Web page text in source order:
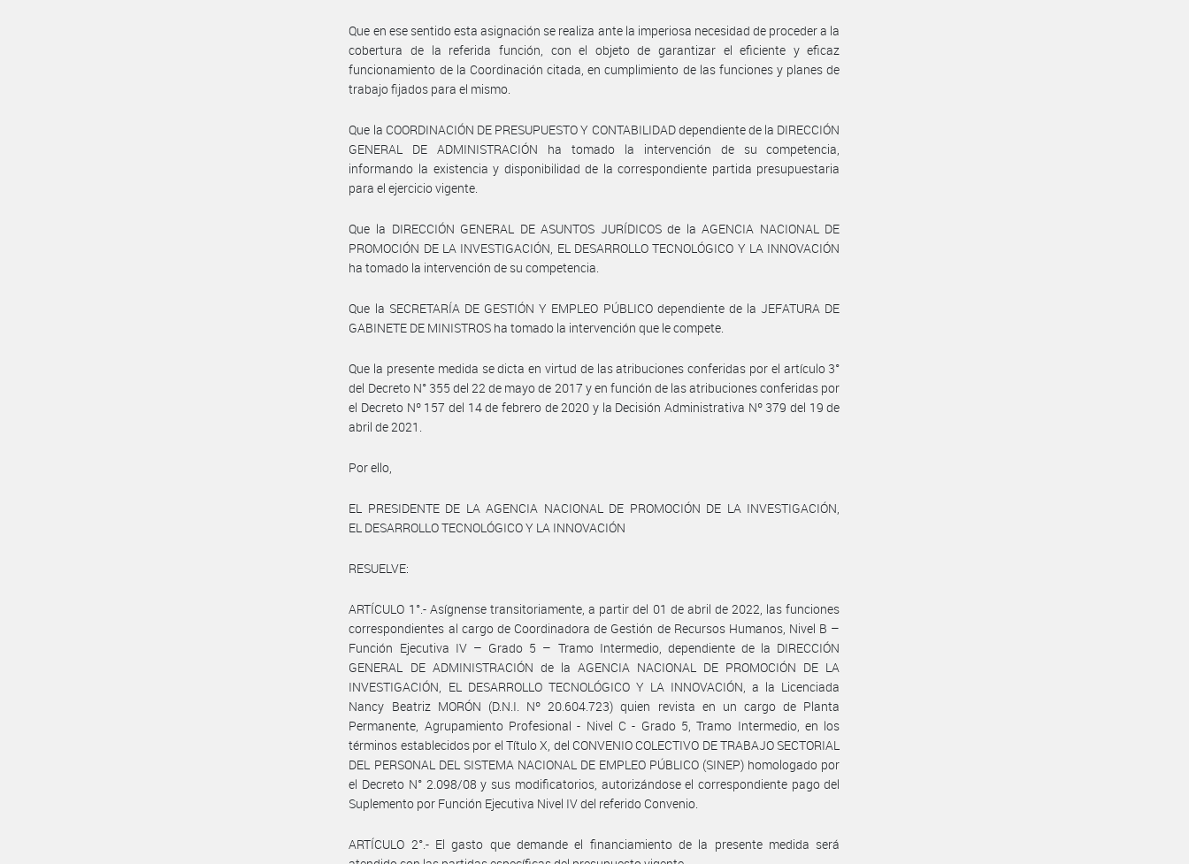
Que en ese sentido esta asignación se realiza ante la imperiosa necesidad de proceder a la
cobertura de la referida función, con el objeto de garantizar el eficiente y eficaz
funcionamiento de la Coordinación citada, en cumplimiento de las funciones y planes de
trabajo fijados para el mismo.
Que la COORDINACIÓN DE PRESUPUESTO Y CONTABILIDAD dependiente de la DIRECCIÓN
GENERAL DE ADMINISTRACIÓN ha tomado la intervención de su competencia,
informando la existencia y disponibilidad de la correspondiente partida presupuestaria
para el ejercicio vigente.
Que la DIRECCIÓN GENERAL DE ASUNTOS JURÍDICOS de la AGENCIA NACIONAL DE
PROMOCIÓN DE LA INVESTIGACIÓN, EL DESARROLLO TECNOLÓGICO Y LA INNOVACIÓN
ha tomado la intervención de su competencia.
Que la SECRETARÍA DE GESTIÓN Y EMPLEO PÚBLICO dependiente de la JEFATURA DE
GABINETE DE MINISTROS ha tomado la intervención que le compete.
Que la presente medida se dicta en virtud de las atribuciones conferidas por el artículo 3°
del Decreto N° 355 del 22 de mayo de 2017 y en función de las atribuciones conferidas por
el Decreto Nº 157 del 14 de febrero de 2020 y la Decisión Administrativa Nº 379 del 19 de
abril de 2021.
Por ello,
EL PRESIDENTE DE LA AGENCIA NACIONAL DE PROMOCIÓN DE LA INVESTIGACIÓN,
EL DESARROLLO TECNOLÓGICO Y LA INNOVACIÓN
RESUELVE:
ARTÍCULO 1°.- Asígnense transitoriamente, a partir del 01 de abril de 2022, las funciones
correspondientes al cargo de Coordinadora de Gestión de Recursos Humanos, Nivel B –
Función Ejecutiva IV – Grado 5 – Tramo Intermedio, dependiente de la DIRECCIÓN
GENERAL DE ADMINISTRACIÓN de la AGENCIA NACIONAL DE PROMOCIÓN DE LA
INVESTIGACIÓN, EL DESARROLLO TECNOLÓGICO Y LA INNOVACIÓN, a la Licenciada
Nancy Beatriz MORÓN (D.N.I. Nº 20.604.723) quien revista en un cargo de Planta
Permanente, Agrupamiento Profesional - Nivel C - Grado 5, Tramo Intermedio, en los
términos establecidos por el Título X, del CONVENIO COLECTIVO DE TRABAJO SECTORIAL
DEL PERSONAL DEL SISTEMA NACIONAL DE EMPLEO PÚBLICO (SINEP) homologado por
el Decreto N° 2.098/08 y sus modificatorios, autorizándose el correspondiente pago del
Suplemento por Función Ejecutiva Nivel IV del referido Convenio.
ARTÍCULO 2°.- El gasto que demande el financiamiento de la presente medida será